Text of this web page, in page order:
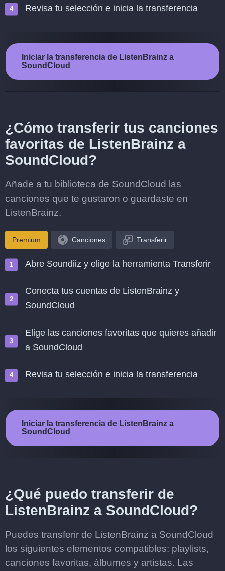
Revisa tu selección e inicia la transferencia
Iniciar la transferencia de ListenBrainz a
SoundCloud
¿Cómo transferir tus canciones
favoritas de ListenBrainz a
SoundCloud?
Añade a tu biblioteca de SoundCloud las
canciones que te gustaron o guardaste en
ListenBrainz.
Premium Canciones Transferir
Abre Soundiiz y elige la herramienta Transferir
Conecta tus cuentas de ListenBrainz y
SoundCloud
Elige las canciones favoritas que quieres añadir
a SoundCloud
Revisa tu selección e inicia la transferencia
Iniciar la transferencia de ListenBrainz a
SoundCloud
¿Qué puedo transferir de
ListenBrainz a SoundCloud?
Puedes transferir de ListenBrainz a SoundCloud
los siguientes elementos compatibles: playlists,
canciones favoritas, álbumes y artistas. Las